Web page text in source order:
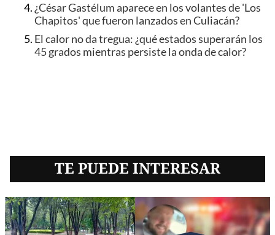
¿César Gastélum aparece en los volantes de 'Los
Chapitos' que fueron lanzados en Culiacán?
El calor no da tregua: ¿qué estados superarán los
45 grados mientras persiste la onda de calor?
TE PUEDE INTERESAR